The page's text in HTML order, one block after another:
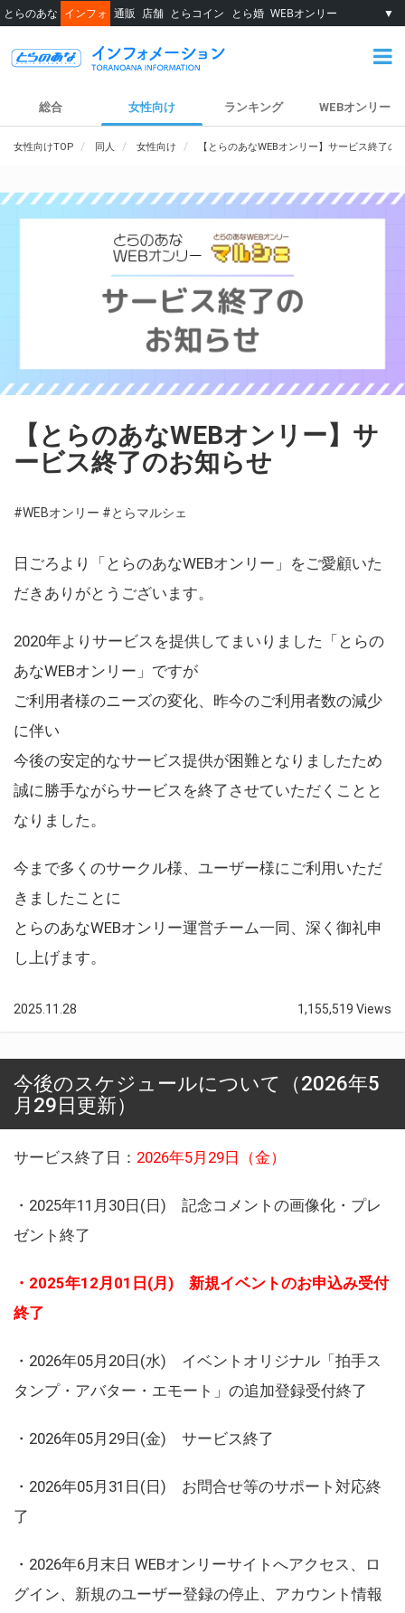
とらのあな インフォ 通販 店舗 とらコイン とら婚 WEBオンリー ▼
総合 女性向け ランキング WEBオンリー
女性向けTOP 同人 女性向け 【とらのあなWEBオンリー】サービス終了の
【とらのあなWEBオンリー】サ
ービス終了のお知らせ
#WEBオンリー #とらマルシェ
日ごろより「とらのあなWEBオンリー」をご愛顧いた
だきありがとうございます。
2020年よりサービスを提供してまいりました「とらの
あなWEBオンリー」ですが
ご利用者様のニーズの変化、昨今のご利用者数の減少
に伴い
今後の安定的なサービス提供が困難となりましたため
誠に勝手ながらサービスを終了させていただくことと
なりました。
今まで多くのサークル様、ユーザー様にご利用いただ
きましたことに
とらのあなWEBオンリー運営チーム一同、深く御礼申
し上げます。
2025.11.28 1,155,519 Views
今後のスケジュールについて（2026年5
月29日更新）
サービス終了日： 2026年5月29日（金）
・2025年11月30日(日) 記念コメントの画像化・プレ
ゼント終了
・2025年12月01日(月) 新規イベントのお申込み受付
終了
・2026年05月20日(水) イベントオリジナル「拍手ス
タンプ・アバター・エモート」の追加登録受付終了
・2026年05月29日(金) サービス終了
・2026年05月31日(日) お問合せ等のサポート対応終
了
・2026年6月末日 WEBオンリーサイトへアクセス、ロ
グイン、新規のユーザー登録の停止、アカウント情報